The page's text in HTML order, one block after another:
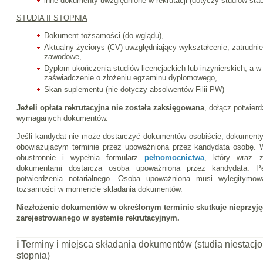
STUDIA II STOPNIA
Dokument tożsamości (do wglądu),
Aktualny życiorys (CV) uwzględniający wykształcenie,
zawodowe,
Dyplom ukończenia studiów licencjackich lub inżynierskich, a
zaświadczenie o złożeniu egzaminu dyplomowego,
Skan suplementu (nie dotyczy absolwentów Filii PW)
Jeżeli opłata rekrutacyjna nie została zaksięgowana , dołącz
wymaganych dokumentów.
Jeśli kandydat nie może dostarczyć dokumentów osobiście,
obowiązującym terminie przez upoważnioną przez kandydata osobę.
obustronnie i wypełnia formularzpełnomocnictwa, który wraz
dokumentami dostarcza osoba upoważniona przez kandydata.
potwierdzenia notarialnego. Osoba upoważniona musi
tożsamości w momencie składania dokumentów.
Niezłożenie dokumentów w określonym terminie skutkuje
zarejestrowanego w systemie rekrutacyjnym.
ℹ️ Terminy i miejsca składania dokumentów (studia
stopnia)